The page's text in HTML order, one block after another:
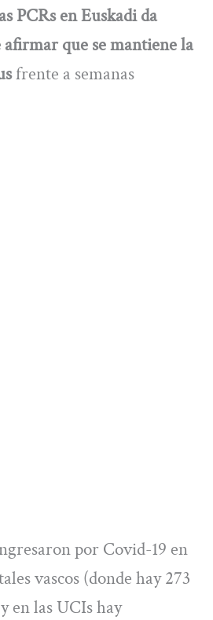
PCRs en Euskadi da
afirmar que se mantiene la
frente a semanas
por Covid-19 en
vascos (donde hay 273
en las UCIs hay